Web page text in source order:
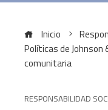
Inicio
Políticas de Johnson
comunitaria
RESPONSABILIDAD